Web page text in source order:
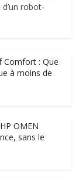
robot-
Comfort : Que
à moins de
OMEN
sans le